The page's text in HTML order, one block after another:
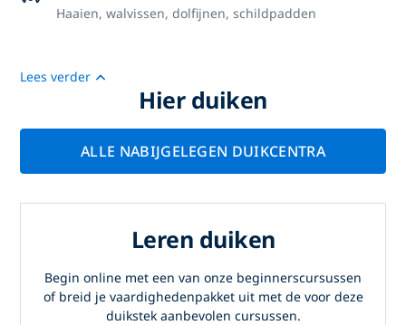
Haaien, walvissen, dolfijnen, schildpadden
Lees verder
Hier duiken
ALLE NABIJGELEGEN DUIKCENTRA
Leren duiken
Begin online met een van onze beginnerscursussen
of breid je vaardighedenpakket uit met de voor deze
duikstek aanbevolen cursussen.